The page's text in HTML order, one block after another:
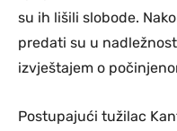
su ih lišili slobode.
predati su u
izvještajem o
Postupajući tužilac